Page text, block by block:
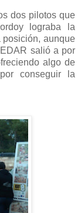
dos pilotos que
lograba la
posición, aunque
salió a por
algo de
conseguir la